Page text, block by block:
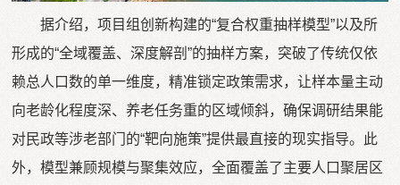
据介绍，项目组创新构建的“复合权重抽样模型”以及所
形成的“全域覆盖、深度解剖”的抽样方案，突破了传统仅依
赖总人口数的单一维度，精准锁定政策需求，让样本量主动
向老龄化程度深、养老任务重的区域倾斜，确保调研结果能
对民政等涉老部门的“靶向施策”提供最直接的现实指导。此
外，模型兼顾规模与聚集效应，全面覆盖了主要人口聚居区